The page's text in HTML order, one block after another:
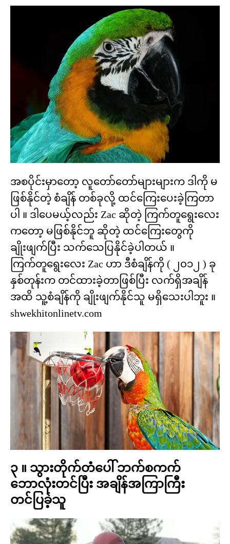
အစပိုင်းမှာတော့ လူတော်တော်များများက ဒါကို မ
ဖြစ်နိုင်တဲ့ စံချိန် တစ်ခုလို့ ထင်ကြေးပေးခဲ့ကြတာ
ပါ ။ ဒါပေမယ့်လည်း Zac ဆိုတဲ့ ကြက်တူရွေးလေး
ကတော့ မဖြစ်နိုင်ဘူ ဆိုတဲ့ ထင်ကြေးတွေကို
ချိုးဖျက်ပြီး သက်သေပြနိုင်ခဲ့ပါတယ် ။
ကြက်တူရွေးလေး Zac ဟာ ဒီစံချိန်ကို ( ၂၀၁၂ ) ခု
နှစ်တုန်းက တင်ထားခဲ့တာဖြစ်ပြီး လက်ရှိအချိန်
အထိ သူ့စံချိန်ကို ချိုးဖျက်နိုင်သူ မရှိသေးပါဘူး ။
shwekhitonlinetv.com
၃ ။ သွားတိုက်တံပေါ် ဘက်စကက်
ဘောလုံးတင်ပြီး အချိန်အကြာကြီး
တင်ပြခဲ့သူ